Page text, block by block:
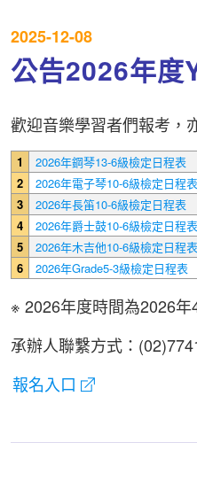
2025-12-08
公告2026年度
歡迎音樂學習者們報考，
1
2026年鋼琴13-6級檢定日程表
2
2026年電子琴10-6級檢定日程表
3
2026年長笛10-6級檢定日程表
4
2026年爵士鼓10-6級檢定日程表
5
2026年木吉他10-6級檢定日程表
6
2026年Grade5-3級檢定日程表
※ 2026年度時間為2026年
承辦人聯繫方式：
報名入口